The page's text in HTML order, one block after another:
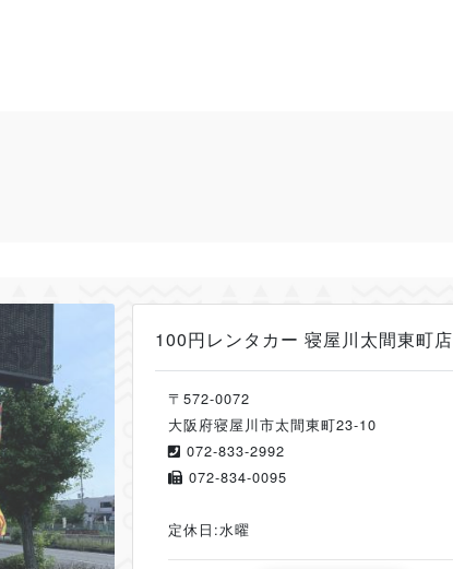
100円レンタカー 寝屋川太間東町店
〒572-0072
大阪府寝屋川市太間東町23-10
072-833-2992
072-834-0095
定休日:水曜